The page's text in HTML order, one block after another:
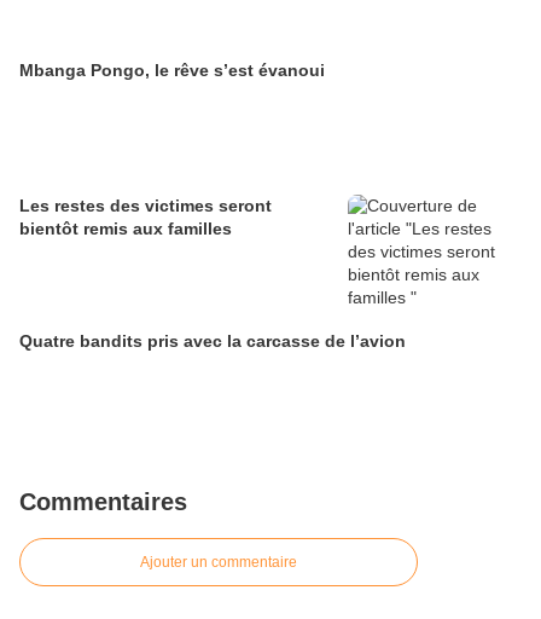
Mbanga Pongo, le rêve s’est évanoui
Les restes des victimes seront
bientôt remis aux familles
Quatre bandits pris avec la carcasse de l’avion
Commentaires
Ajouter un commentaire